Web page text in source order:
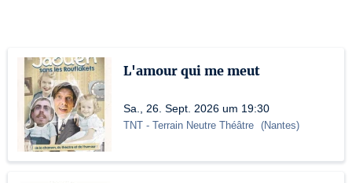
L'amour qui me meut
Sa., 26. Sept. 2026 um 19:30
TNT - Terrain Neutre Théâtre (Nantes)